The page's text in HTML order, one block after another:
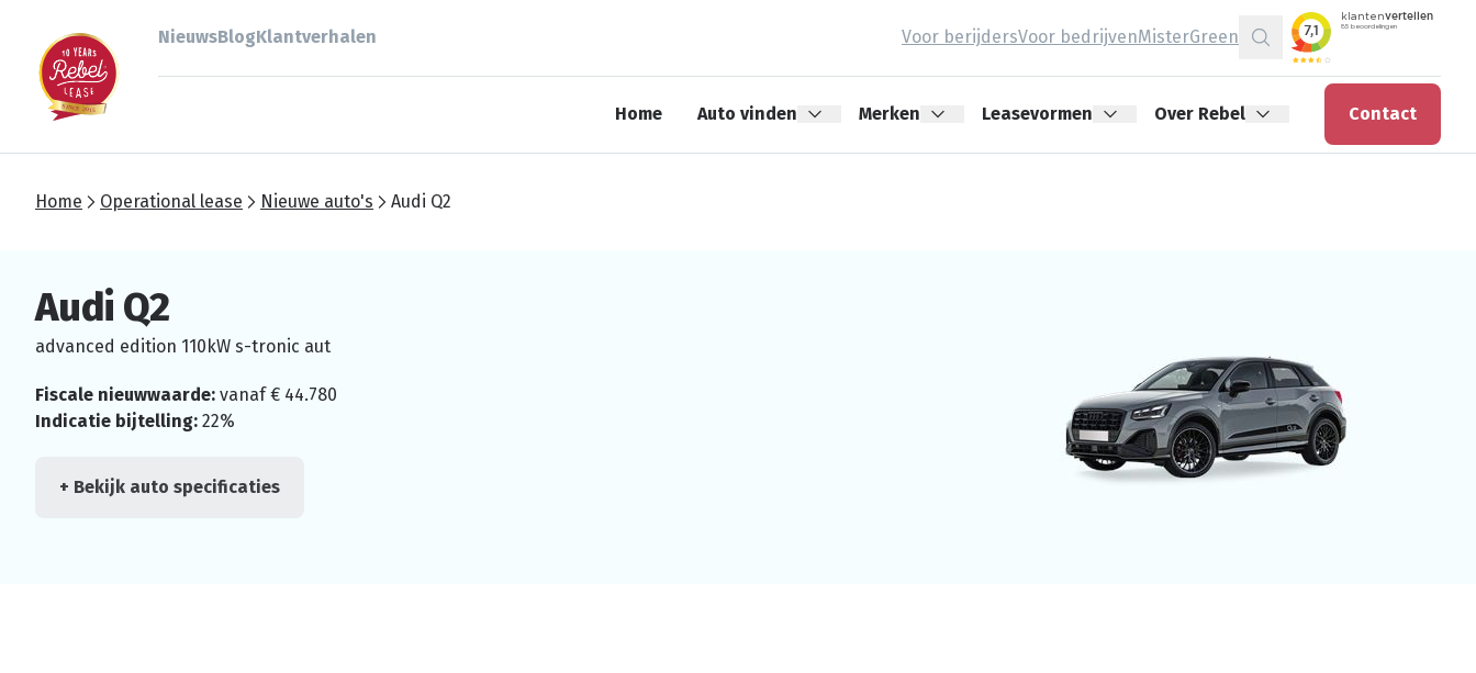
NieuwsBlogKlantverhalen Voor berijdersVoor bedrijvenMisterGreen
Zoeken
Home Auto vinden Merken Leasevormen Over Rebel Contact
Home Operational lease Nieuwe auto's Audi Q2
Audi Q2
advanced edition 110kW s-tronic aut
Fiscale nieuwwaarde: vanaf € 44.780
Indicatie bijtelling: 22%
+ Bekijk auto specificaties